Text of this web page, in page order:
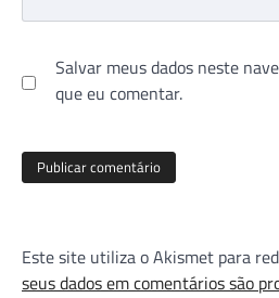
Salvar meus dados neste
que eu comentar.
Este site utiliza o Akismet para
seus dados em comentários são